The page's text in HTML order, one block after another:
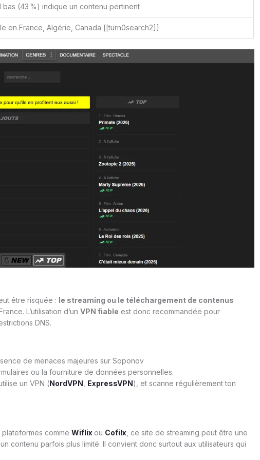
(43 %) indique un contenu pertinent
en France, Algérie, Canada [[turn0search2]]
être risquée : le streaming ou le téléchargement de contenus
L’utilisation d’un VPN fiable est donc recommandée pour
DNS.
de menaces majeures sur Soponov
ou la fourniture de données personnelles.
un VPN (NordVPN ExpressVPN), et scanne régulièrement ton
comme Wiflix ou Cofilx , ce site de streaming peut être une
contenu parfois plus limité. Il convient donc surtout aux utilisateurs qui